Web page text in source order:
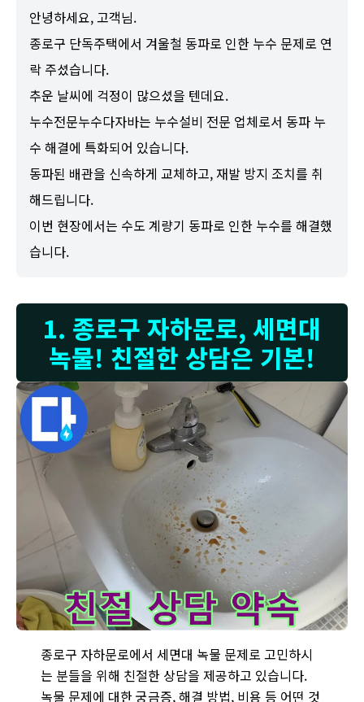
안녕하세요, 고객님.
종로구 단독주택에서 겨울철 동파로 인한 누수 문제로 연
락 주셨습니다.
추운 날씨에 걱정이 많으셨을 텐데요.
누수전문누수다자바는 누수설비 전문 업체로서 동파 누
수 해결에 특화되어 있습니다.
동파된 배관을 신속하게 교체하고, 재발 방지 조치를 취
해드립니다.
이번 현장에서는 수도 계량기 동파로 인한 누수를 해결했
습니다.
1. 종로구 자하문로, 세면대
녹물! 친절한 상담은 기본!
종로구 자하문로에서 세면대 녹물 문제로 고민하시
는 분들을 위해 친절한 상담을 제공하고 있습니다.
녹물 문제에 대한 궁금증, 해결 방법, 비용 등 어떤 것